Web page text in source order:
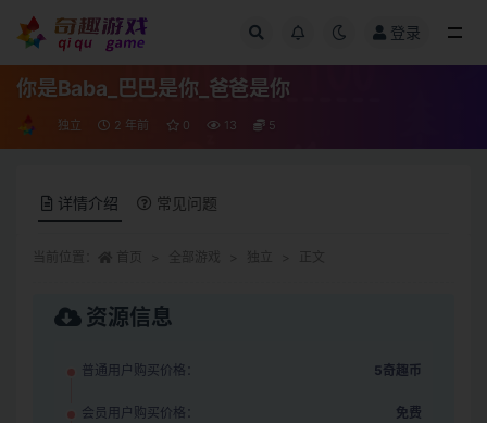
登录
你是Baba_巴巴是你_爸爸是你
独立 2 年前 0 13 5
详情介绍 常见问题
资源信息
普通用户购买价格： 5奇趣币
会员用户购买价格： 免费